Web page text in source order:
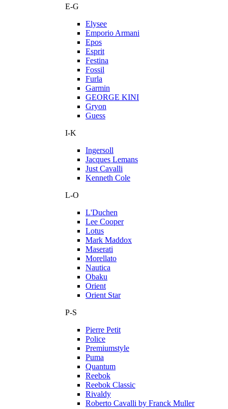
E-G
Elysee
Emporio Armani
Epos
Esprit
Festina
Fossil
Furla
Garmin
GEORGE KINI
Gryon
Guess
I-K
Ingersoll
Jacques Lemans
Just Cavalli
Kenneth Cole
L-O
L'Duchen
Lee Cooper
Lotus
Mark Maddox
Maserati
Morellato
Nautica
Obaku
Orient
Orient Star
P-S
Pierre Petit
Police
Premiumstyle
Puma
Quantum
Reebok
Reebok Classic
Rivaldy
Roberto Cavalli by Franck Muller